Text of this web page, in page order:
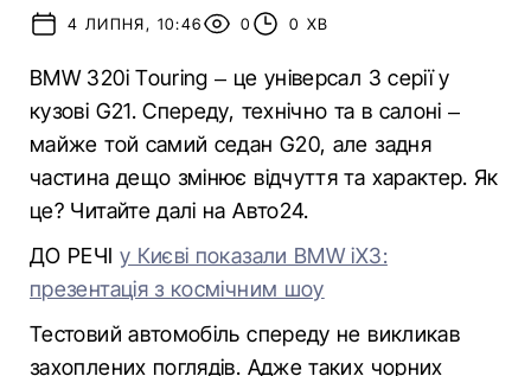
4 ЛИПНЯ, 10:46
0 0 ХВ
BMW 320i Touring – це універсал 3 серії у
кузові G21. Спереду, технічно та в салоні –
майже той самий седан G20, але задня
частина дещо змінює відчуття та характер. Як
це? Читайте далі на Авто24.
ДО РЕЧІ у Києві показали BMW iX3:
презентація з космічним шоу
Тестовий автомобіль спереду не викликав
захоплених поглядів. Адже таких чорних